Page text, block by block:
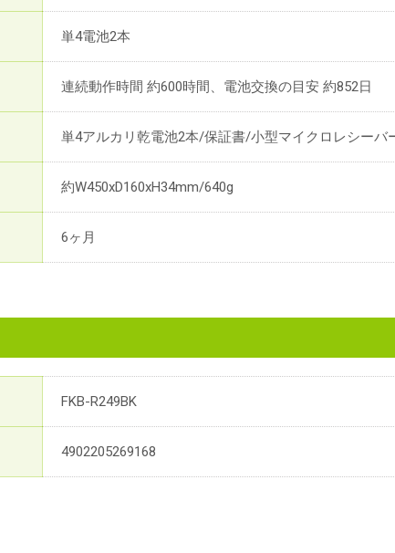
単4電池2本
連続動作時間 約600時間、電池交換の目安 約852日
単4アルカリ乾電池2本/保証書/小型マイクロレシーバ
約W450xD160xH34mm/640g
6ヶ月
FKB-R249BK
4902205269168